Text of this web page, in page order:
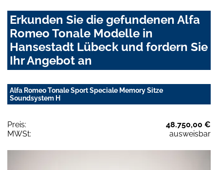
Erkunden Sie die gefundenen Alfa
Romeo Tonale Modelle in
Hansestadt Lübeck und fordern Sie
Ihr Angebot an
Alfa Romeo Tonale Sport Speciale Memory Sitze
Soundsystem H
Preis:
48.750,00 €
MWSt:
ausweisbar